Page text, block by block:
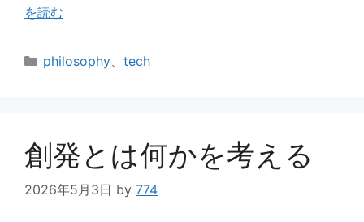
を読む
カ
philosophy、 tech
創発とは何かを考える
2026年5月3日 by 774